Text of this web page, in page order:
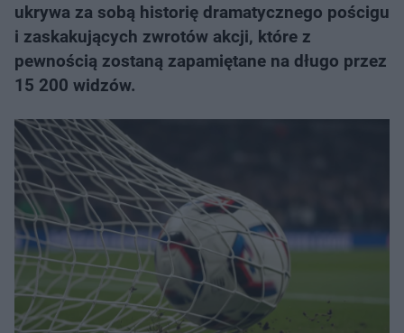
ukrywa za sobą historię dramatycznego pościgu
i zaskakujących zwrotów akcji, które z
pewnością zostaną zapamiętane na długo przez
15 200 widzów.